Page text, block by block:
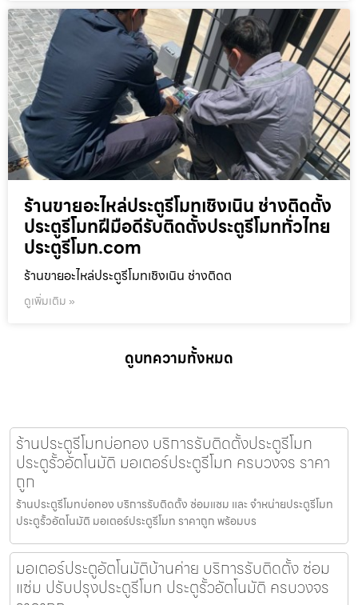
ร้านขายอะไหล่ประตูรีโมทเชิงเนิน ช่างติดตั้ง
ประตูรีโมทฝีมือดีรับติดตั้งประตูรีโมททั่วไทย
ประตูรีโมท.com
ร้านขายอะไหล่ประตูรีโมทเชิงเนิน ช่างติดต
ดูเพิ่มเติม »
ดูบทความทั้งหมด
ร้านประตูรีโมทบ่อทอง บริการรับติดตั้งประตูรีโมท
ประตูรั้วอัตโนมัติ มอเตอร์ประตูรีโมท ครบวงจร ราคา
ถูก
ร้านประตูรีโมทบ่อทอง บริการรับติดตั้ง ซ่อมแซม และ จำหน่ายประตูรีโมท
ประตูรั้วอัตโนมัติ มอเตอร์ประตูรีโมท ราคาถูก พร้อมบร
มอเตอร์ประตูอัตโนมัติบ้านค่าย บริการรับติดตั้ง ซ่อม
แซ่ม ปรับปรุงประตูรีโมท ประตูรั้วอัตโนมัติ ครบวงจร